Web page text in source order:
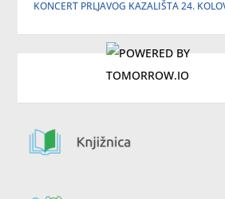
KONCERT PRLJAVOG KAZALIŠTA 24.